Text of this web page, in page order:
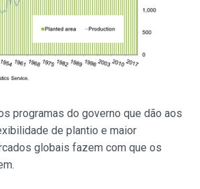
programas do governo que dão aos
de plantio e maior
globais fazem com que os